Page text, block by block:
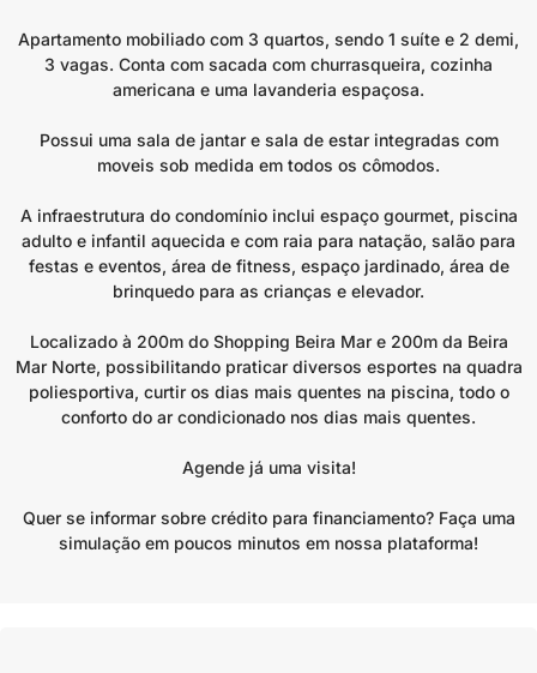
Apartamento mobiliado com 3 quartos, sendo 1 suíte e 2 demi,
3 vagas. Conta com sacada com churrasqueira, cozinha
americana e uma lavanderia espaçosa.
Possui uma sala de jantar e sala de estar integradas com
moveis sob medida em todos os cômodos.
A infraestrutura do condomínio inclui espaço gourmet, piscina
adulto e infantil aquecida e com raia para natação, salão para
festas e eventos, área de fitness, espaço jardinado, área de
brinquedo para as crianças e elevador.
Localizado à 200m do Shopping Beira Mar e 200m da Beira
Mar Norte, possibilitando praticar diversos esportes na quadra
poliesportiva, curtir os dias mais quentes na piscina, todo o
conforto do ar condicionado nos dias mais quentes.
Agende já uma visita!
Quer se informar sobre crédito para financiamento? Faça uma
simulação em poucos minutos em nossa plataforma!